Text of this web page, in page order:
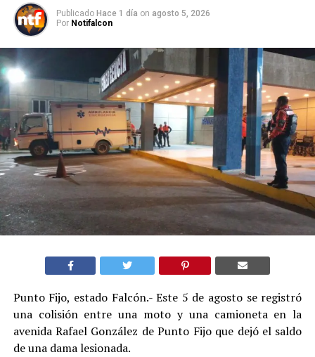
Publicado Hace 1 día on agosto 5, 2026
Por Notifalcon
Punto Fijo, estado Falcón.- Este 5 de agosto se registró
una colisión entre una moto y una camioneta en la
avenida Rafael González de Punto Fijo que dejó el saldo
de una dama lesionada.